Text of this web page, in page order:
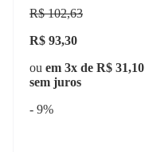
R$ 102,63
R$ 93,30
ou em 3x de R$ 31,10
sem juros
- 9%